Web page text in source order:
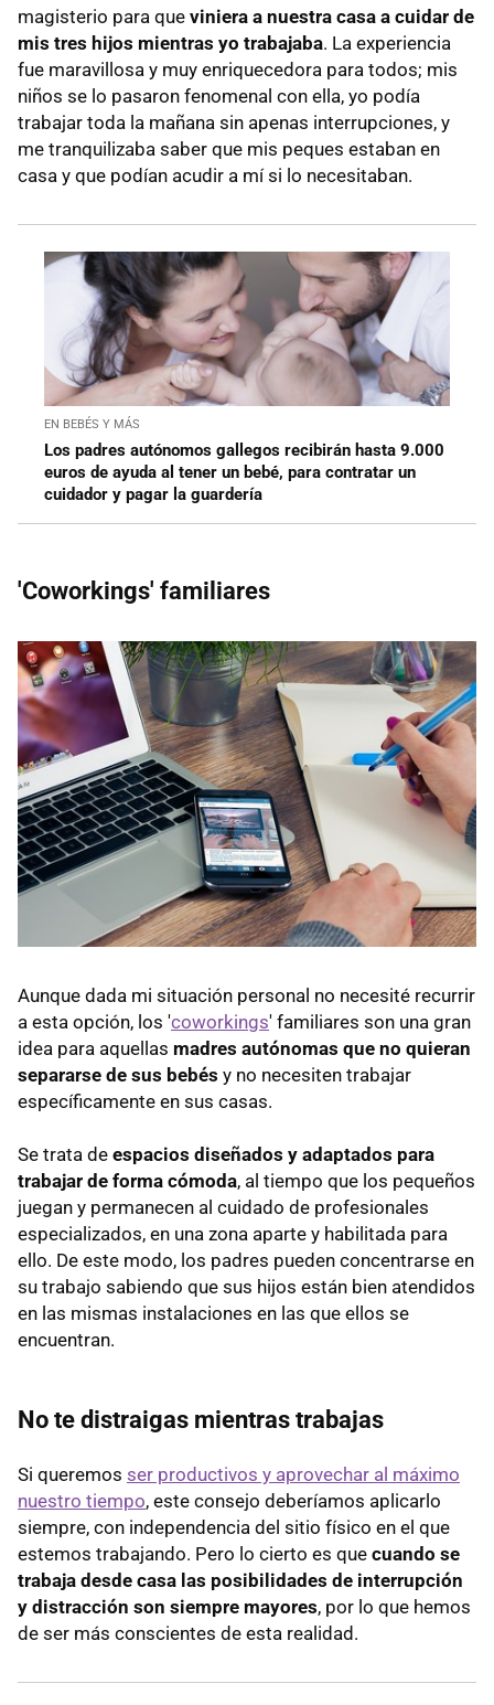
magisterio para que viniera a nuestra casa a cuidar de
mis tres hijos mientras yo trabajaba. La experiencia
fue maravillosa y muy enriquecedora para todos; mis
niños se lo pasaron fenomenal con ella, yo podía
trabajar toda la mañana sin apenas interrupciones, y
me tranquilizaba saber que mis peques estaban en
casa y que podían acudir a mí si lo necesitaban.
EN BEBÉS Y MÁS
Los padres autónomos gallegos recibirán hasta 9.000
euros de ayuda al tener un bebé, para contratar un
cuidador y pagar la guardería
'Coworkings' familiares
Aunque dada mi situación personal no necesité recurrir
a esta opción, los 'coworkings' familiares son una gran
idea para aquellas madres autónomas que no quieran
separarse de sus bebés y no necesiten trabajar
específicamente en sus casas.
Se trata de espacios diseñados y adaptados para
trabajar de forma cómoda, al tiempo que los pequeños
juegan y permanecen al cuidado de profesionales
especializados, en una zona aparte y habilitada para
ello. De este modo, los padres pueden concentrarse en
su trabajo sabiendo que sus hijos están bien atendidos
en las mismas instalaciones en las que ellos se
encuentran.
No te distraigas mientras trabajas
Si queremos ser productivos y aprovechar al máximo
nuestro tiempo, este consejo deberíamos aplicarlo
siempre, con independencia del sitio físico en el que
estemos trabajando. Pero lo cierto es que cuando se
trabaja desde casa las posibilidades de interrupción
y distracción son siempre mayores, por lo que hemos
de ser más conscientes de esta realidad.